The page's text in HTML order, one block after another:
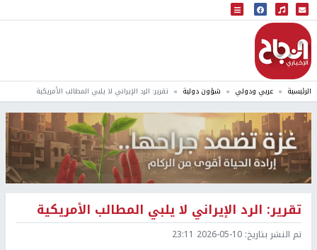
البث المباشر
إذاعة النجاح
الرئيسية عربي ودولي شؤون دولية تقرير: الرد الإيراني لا يلبي المطالب الأمريكية
تقرير: الرد الإيراني لا يلبي المطالب الأمريكية
تم النشر بتاريخ: 2026-05-10 23:11